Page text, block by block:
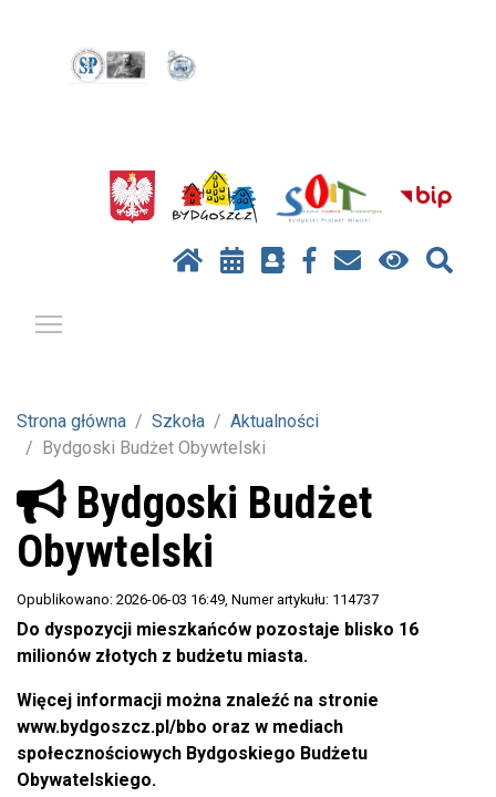
Strona główna Szkoła
Aktualności
Bydgoski Budżet Obywtelski
Bydgoski Budżet
Obywtelski
Opublikowano: 2026-06-03 16:49 , Numer artykułu: 114737
Do dyspozycji mieszkańców pozostaje blisko 16
milionów złotych z budżetu miasta.
Więcej informacji można znaleźć na stronie
www.bydgoszcz.pl/bbo oraz w mediach
społecznościowych Bydgoskiego Budżetu
Obywatelskiego.